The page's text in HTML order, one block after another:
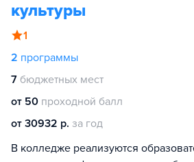
культуры
1
2 программы
7 бюджетных мест
от 50 проходной балл
от 30932 р. за год
В колледже реализуются